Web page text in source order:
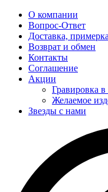
О компании
Вопрос-Ответ
Доставка,
Возврат и обмен
Контакты
Соглашение
Акции
Гравировка
Желаемое
Звезды с нами